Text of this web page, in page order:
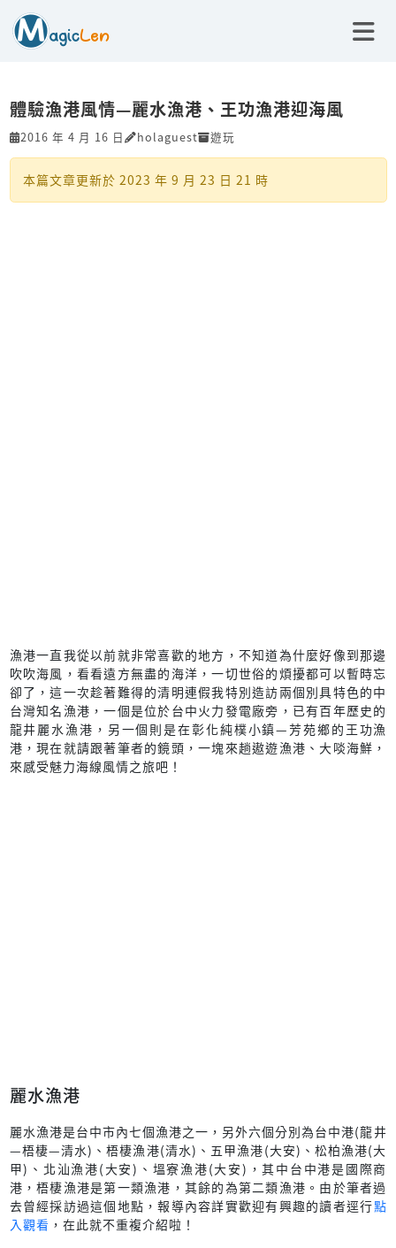
體驗漁港風情—麗水漁港、王功漁港迎海風
2016 年 4 月 16 日 holaguest 遊玩
本篇文章更新於 2023 年 9 月 23 日 21 時
漁港一直我從以前就非常喜歡的地方，不知道為什麼好像到那邊
吹吹海風，看看遠方無盡的海洋，一切世俗的煩擾都可以暫時忘
卻了，這一次趁著難得的清明連假我特別造訪兩個別具特色的中
台灣知名漁港，一個是位於台中火力發電廠旁，已有百年歷史的
龍井麗水漁港，另一個則是在彰化純樸小鎮—芳苑鄉的王功漁
港，現在就請跟著筆者的鏡頭，一塊來趟遨遊漁港、大啖海鮮，
來感受魅力海線風情之旅吧！
麗水漁港
麗水漁港是台中市內七個漁港之一，另外六個分別為台中港(龍井
—梧棲—清水)、梧棲漁港(清水)、五甲漁港(大安)、松柏漁港(大
甲)、北汕漁港(大安)、塭寮漁港(大安)，其中台中港是國際商
港，梧棲漁港是第一類漁港，其餘的為第二類漁港。由於筆者過
去曾經採訪過這個地點，報導內容詳實歡迎有興趣的讀者逕行點
入觀看 ，在此就不重複介紹啦！